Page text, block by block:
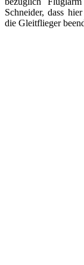
Schneider, dass
die Gleitflieger